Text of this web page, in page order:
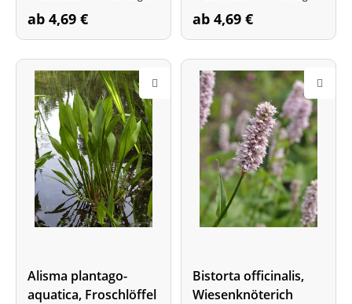
ab 4,69 € ab 4,69 €
Alisma plantago-
aquatica, Froschlöffel
Bistorta officinalis,
Wiesenknöterich